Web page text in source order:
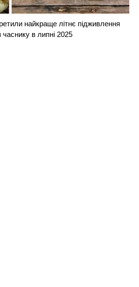
найкраще літнє підживлення
часнику в липні 2025